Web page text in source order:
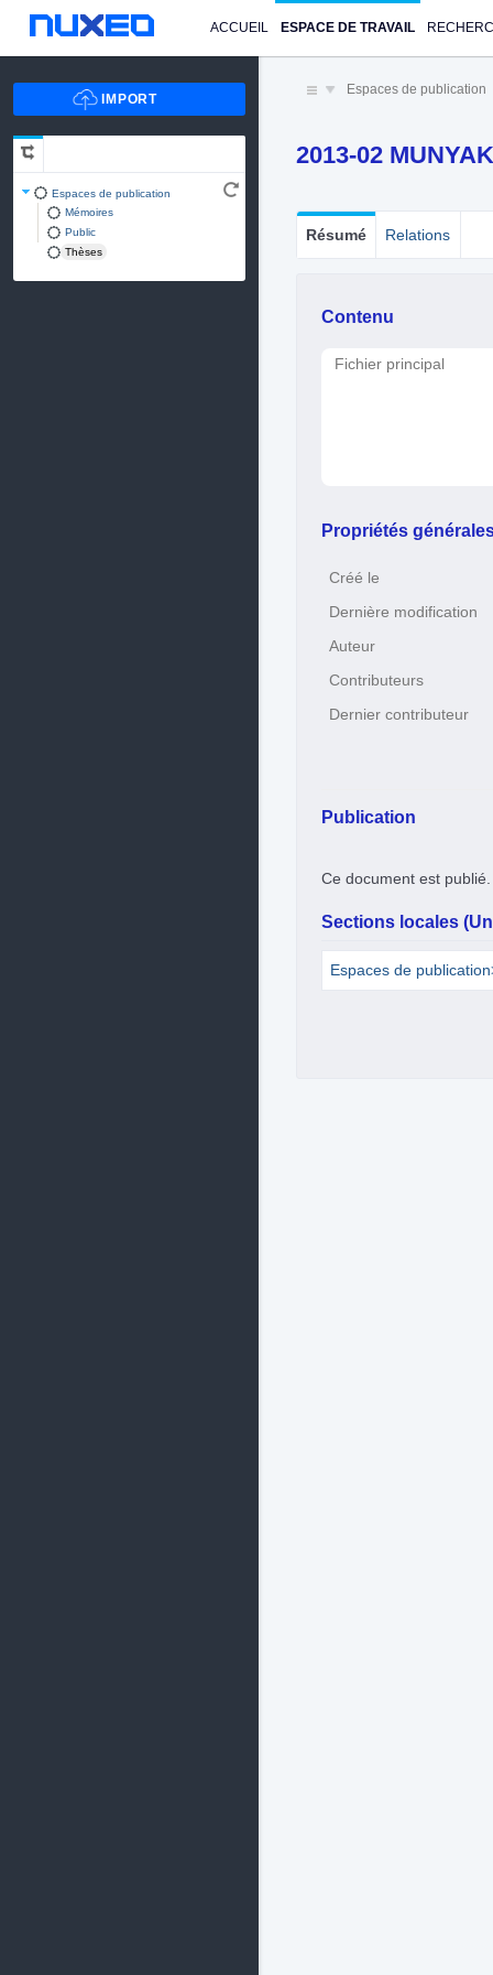
ACCUEIL ESPACE DE TRAVAIL
Espaces de publication
Mémoires
Public
Thèses
Espaces de publication
2013-02
Résumé Relations
Contenu
Fichier principal
Propriétés
Créé le
Dernière modification
Auteur
Contributeurs
Dernier contributeur
Publication
Ce document est publié.
Sections locales
Espaces de